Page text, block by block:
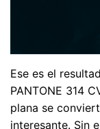
Ese es el
PANTONE 314
plana se
interesante. Sin